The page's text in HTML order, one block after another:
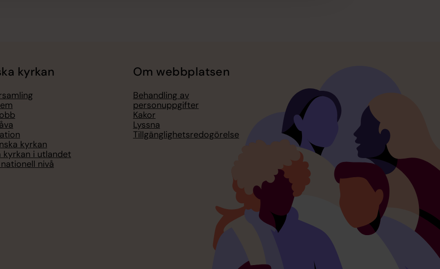
kyrkan
kyrkan
kyrkan i utlandet
nivå
Om webbplatsen
Behandling av
personuppgifter
Kakor
Lyssna
Tillgänglighetsredogörelse